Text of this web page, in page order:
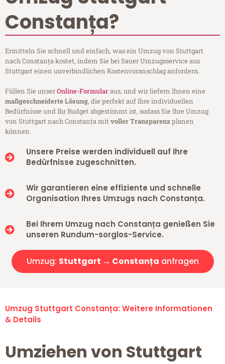
Constanța?
Ermitteln Sie schnell und einfach, was ein Umzug von Stuttgart
nach Constanța kostet, indem Sie bei Sauer Umzugsservice aus
Stuttgart einen unverbindlichen Kostenvoranschlag anfordern.
Füllen Sie unserOnline-Formularaus, und wir liefern Ihnen eine
maßgeschneiderte Lösung, die perfekt auf Ihre individuellen
Bedürfnisse und Ihr Budget abgestimmt ist, sodass Sie Ihre Umzug
von Stuttgart nach Constanța mitvoller Transparenzplanen
können.
Unsere Preise werden individuell auf Ihre
Bedürfnisse zugeschnitten.
Wir garantieren eine effiziente und schnelle
Organisation Ihres Umzugs nach Constanța.
Bei Ihrem Umzug nach Constanța genießen Sie
unseren Rundum-sorglos-Service.
Umzug: Stuttgart → Constanța anfragen
Umzug Stuttgart Constanța: Weitere Informationen
& Details
Umziehen von Stuttgart